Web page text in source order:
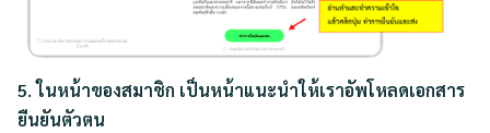
5. ในหน้าของสมาชิก เป็นหน้าแนะนำให้เราอัพโหลดเอกสาร
ยืนยันตัวตน